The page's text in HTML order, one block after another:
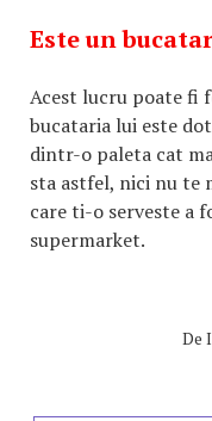
Este un
Acest lucru poate fi
bucataria lui este
dintr-o paleta cat
sta astfel, nici nu te
care ti-o serveste a
supermarket.
De